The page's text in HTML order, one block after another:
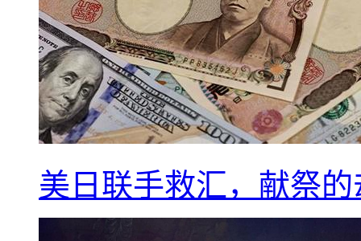
美日联手救汇，献祭